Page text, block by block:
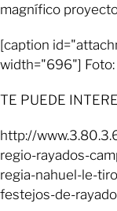
magnífico
[caption
width="696"]
TE PUEDE
http://
regio-rayados-
regia-nahuel-le-
festejos-de-